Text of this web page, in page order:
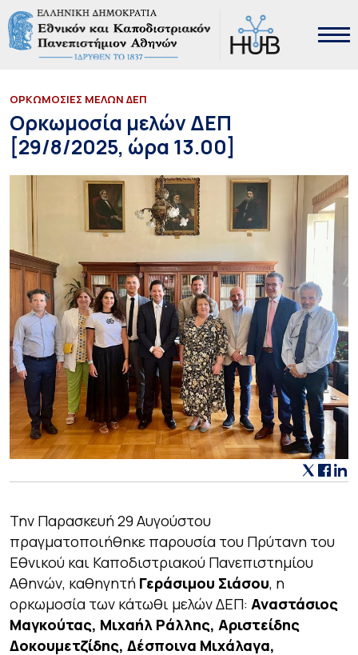
ΟΡΚΩΜΟΣΙΕΣ ΜΕΛΩΝ ΔΕΠ
Ορκωμοσία μελών ΔΕΠ
[29/8/2025, ώρα 13.00]
Την Παρασκευή 29 Αυγούστου
πραγματοποιήθηκε παρουσία του Πρύτανη του
Εθνικού και Καποδιστριακού Πανεπιστημίου
Αθηνών, καθηγητή Γεράσιμου Σιάσου, η
ορκωμοσία των κάτωθι μελών ΔΕΠ: Αναστάσιος
Μαγκούτας, Μιχαήλ Ράλλης, Αριστείδης
Δοκουμετζίδης, Δέσποινα Μιχάλαγα,